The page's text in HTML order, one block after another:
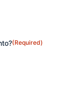
(Required)